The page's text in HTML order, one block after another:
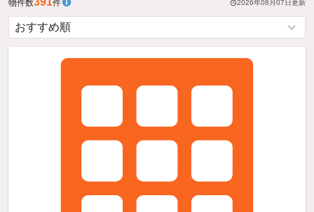
物件数 件 2026年08月07日更新